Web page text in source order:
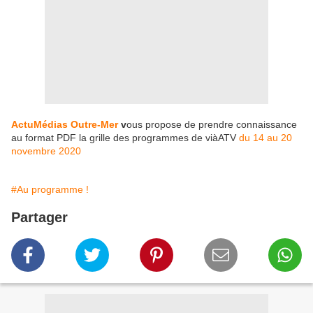
ActuMédias Outre-Mervous propose de prendre connaissance
au format PDF la grille des programmes de viàATV du 14 au 20
novembre 2020
#Au programme !
Partager